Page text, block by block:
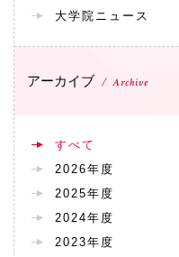
大学院ニュース
アーカイブ Archive
すべて
2026年度
2025年度
2024年度
2023年度